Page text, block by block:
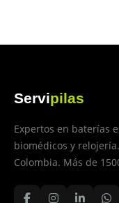
Servipilas
Expertos en baterías
biomédicos y
Colombia. Más de